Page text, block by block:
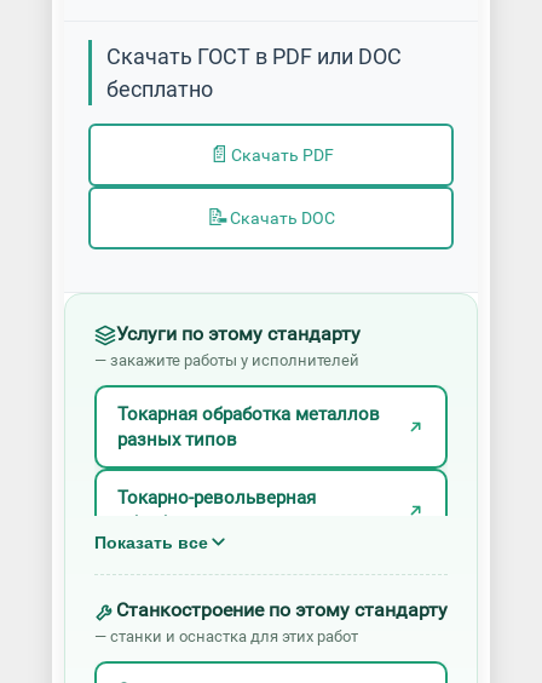
Скачать ГОСТ в PDF или DOC
бесплатно
📄 Скачать PDF
📝Скачать DOC
Услуги по этому стандарту
— закажите работы у исполнителей
Токарная обработка металлов
разных типов
Токарно-револьверная
Показать все
Станкостроение по этому стандарту
— станки и оснастка для этих работ